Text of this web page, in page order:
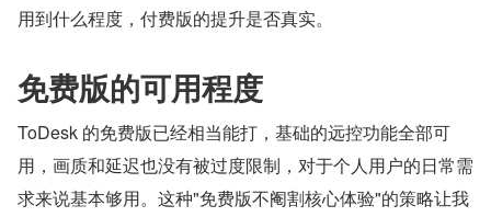
用到什么程度，付费版的提升是否真实。
免费版的可用程度
ToDesk 的免费版已经相当能打，基础的远控功能全部可
用，画质和延迟也没有被过度限制，对于个人用户的日常需
求来说基本够用。这种"免费版不阉割核心体验"的策略让我